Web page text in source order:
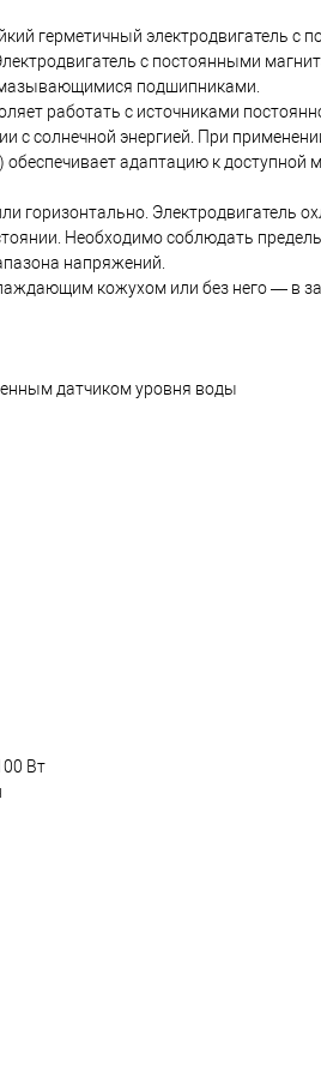
герметичный электродвигатель
с постоянными
подшипниками.
работать с источниками
с солнечной энергией. При
адаптацию к
горизонтально. Электродвигатель
Необходимо соблюдать
напряжений.
кожухом или без него — в
датчиком уровня воды
Вт